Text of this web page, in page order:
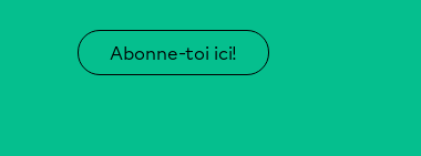
Abonne-toi ici!